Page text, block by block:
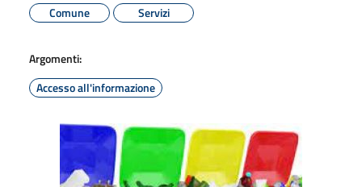
Comune
Servizi
Argomenti:
Accesso all'informazione